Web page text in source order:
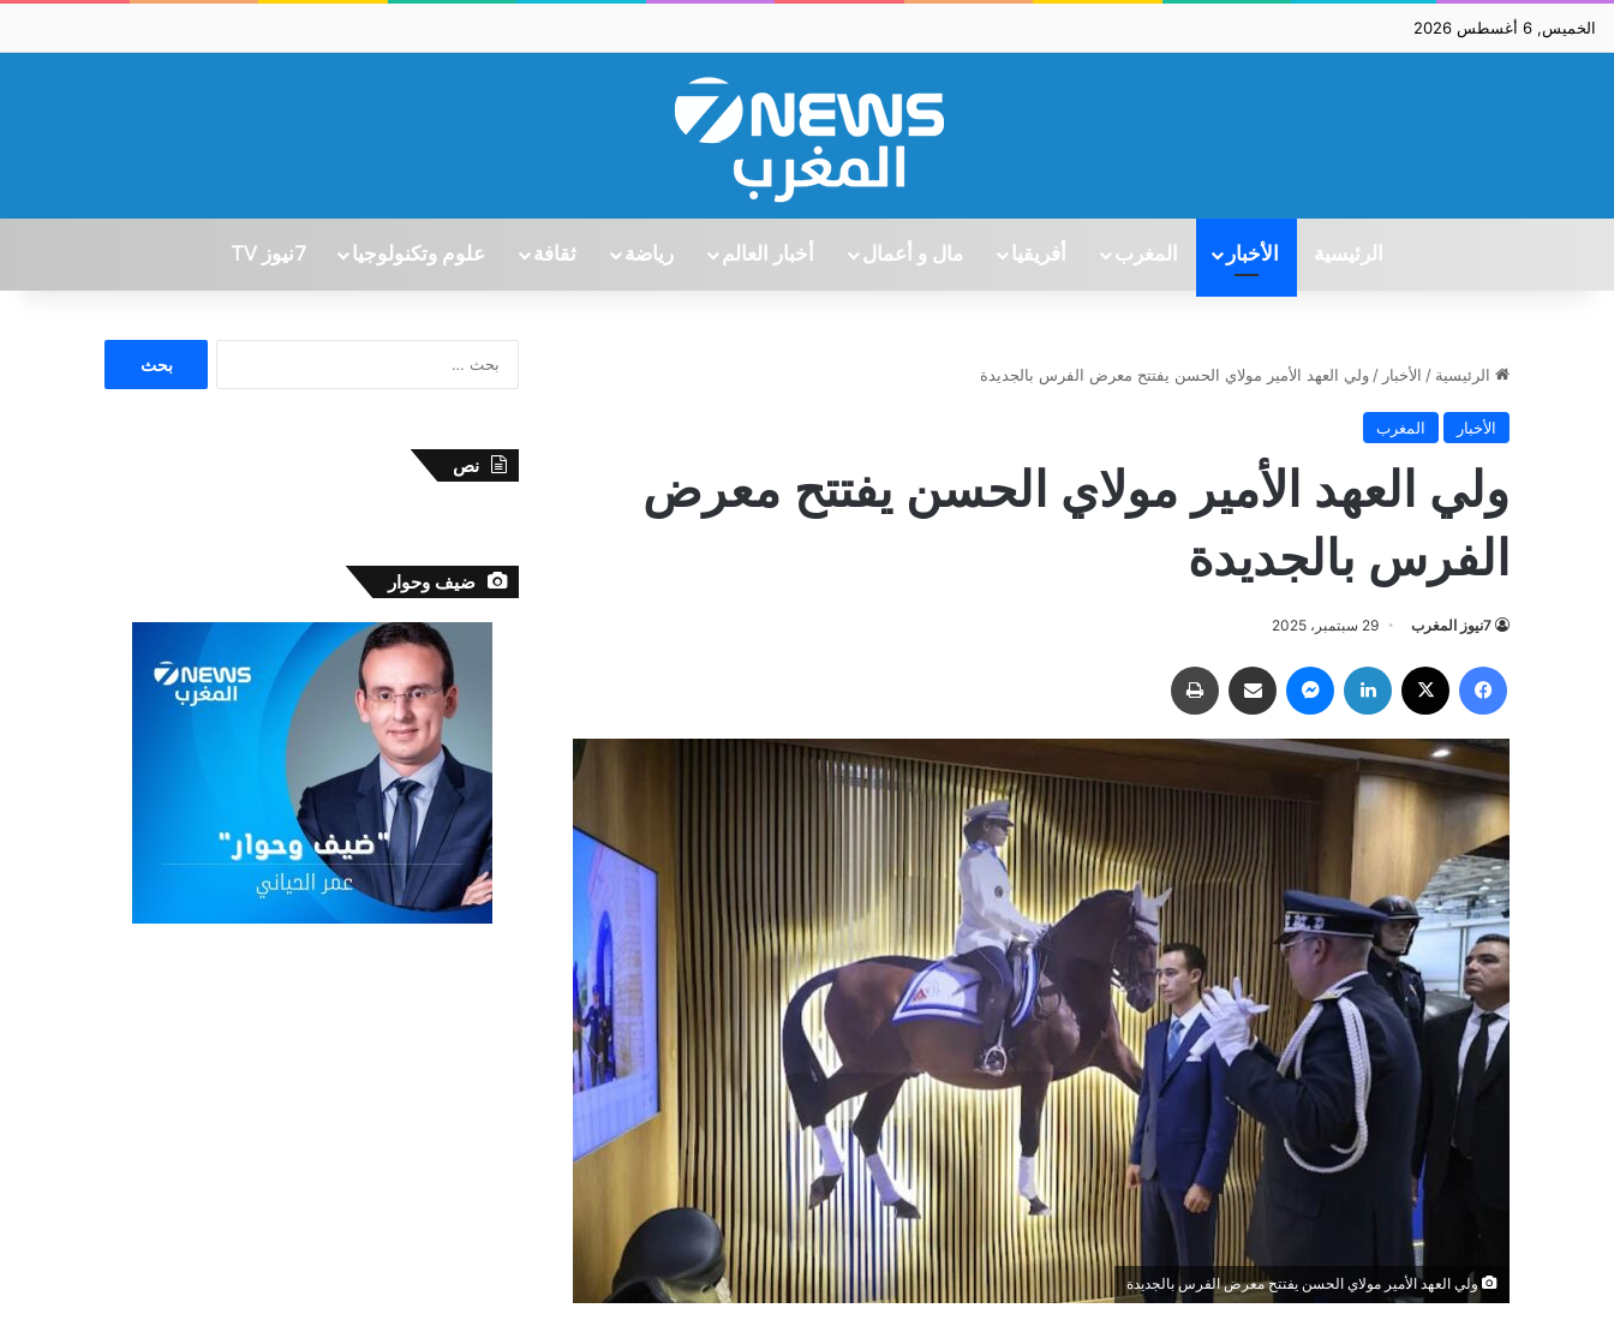
الخميس, 6 أغسطس 2026
الرئيسية الأخبار المغرب أفريقيا مال و أعمال أخبار العالم رياضة ثقافة علوم وتكنولوجيا 7نيوز TV
الرئيسية / الأخبار / ولي العهد الأمير مولاي الحسن يفتتح معرض الفرس بالجديدة
الأخبار المغرب
ولي العهد الأمير مولاي الحسن يفتتح معرض
الفرس بالجديدة
7نيوز المغرب 29 سبتمبر، 2025
ولي العهد الأمير مولاي الحسن يفتتح معرض الفرس بالجديدة
نص
ضيف وحوار